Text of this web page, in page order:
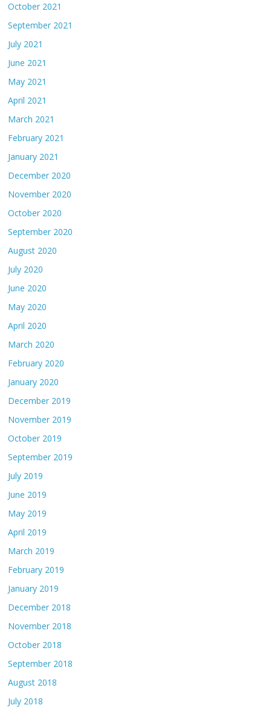
October 2021
September 2021
July 2021
June 2021
May 2021
April 2021
March 2021
February 2021
January 2021
December 2020
November 2020
October 2020
September 2020
August 2020
July 2020
June 2020
May 2020
April 2020
March 2020
February 2020
January 2020
December 2019
November 2019
October 2019
September 2019
July 2019
June 2019
May 2019
April 2019
March 2019
February 2019
January 2019
December 2018
November 2018
October 2018
September 2018
August 2018
July 2018